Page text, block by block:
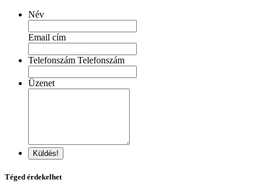
Név
Email cím
Telefonszám Telefonszám
Üzenet
Küldés!
Téged érdekelhet